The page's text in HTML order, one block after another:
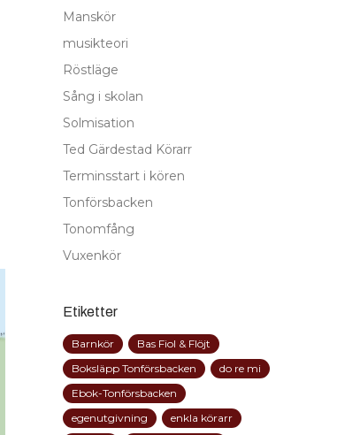
Manskör
musikteori
Röstläge
Sång i skolan
Solmisation
Ted Gärdestad Körarr
Terminsstart i kören
Tonförsbacken
Tonomfång
Vuxenkör
Etiketter
Barnkör
Bas Fiol & Flöjt
Boksläpp Tonförsbacken
do re mi
Ebok-Tonförsbacken
egenutgivning
enkla körarr